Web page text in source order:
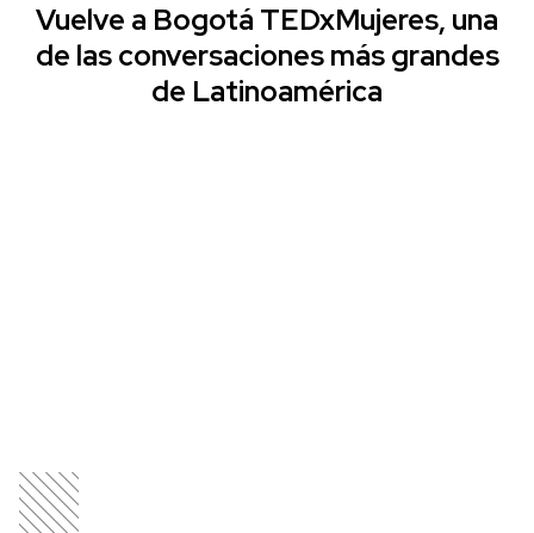
Vuelve a Bogotá TEDxMujeres, una
de las conversaciones más grandes
de Latinoamérica